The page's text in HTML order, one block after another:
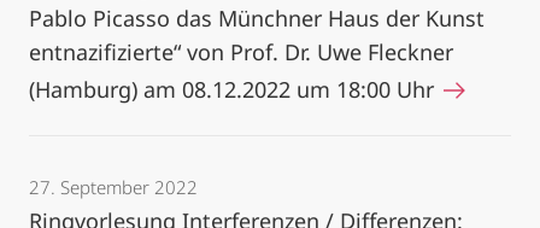
Pablo Picasso das Münchner Haus der Kunst
entnazifizierte“ von Prof. Dr. Uwe Fleckner
(Hamburg) am 08.12.2022 um 18:00 Uhr
27. September 2022
Ringvorlesung Interferenzen / Differenzen: